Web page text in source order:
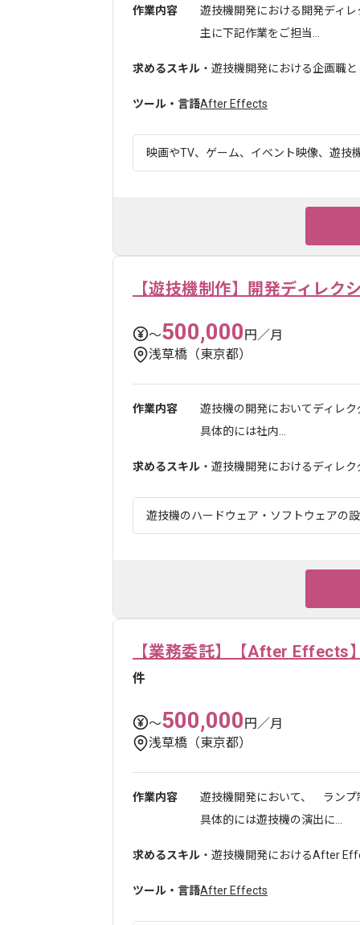
作業内容
遊技機開発における開発ディ
主に下記作業をご担当...
求めるスキル ・遊技機開発における企画職
ツール・言語After Effects
映画やTV、ゲーム、イベント映像、遊技
【遊技機制作】開発ディレク
〜500,000円／月
浅草橋（東京都）
作業内容
遊技機の開発においてディレ
具体的には社内...
求めるスキル ・遊技機開発におけるディレ
遊技機のハードウェア・ソフトウェアの
【業務委託】【After Effects
件
〜500,000円／月
浅草橋（東京都）
作業内容
遊技機開発において、 ランプ
具体的には遊技機の演出に...
求めるスキル ・遊技機開発におけるAfter
ツール・言語After Effects